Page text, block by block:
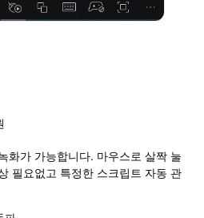
화가 가능합니다. 마우스로 살짝 눌
필요없고 특정한 스크립트 자동 관